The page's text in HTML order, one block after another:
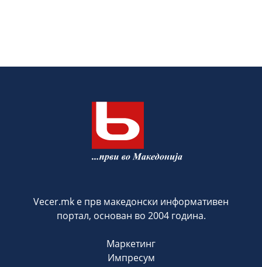
Vecer.mk е прв македонски информативен
портал, основан во 2004 година.
Маркетинг
Импресум